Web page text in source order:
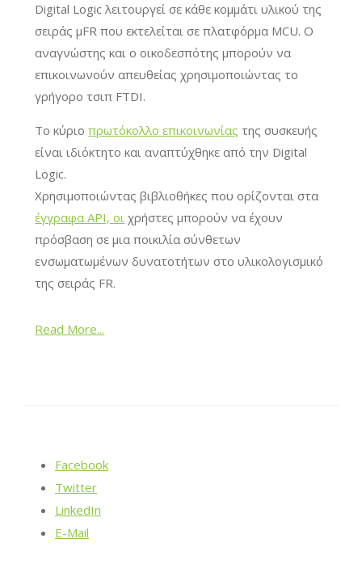
Digital Logic λειτουργεί σε κάθε κομμάτι υλικού της
σειράς μFR που εκτελείται σε πλατφόρμα MCU. Ο
αναγνώστης και ο οικοδεσπότης μπορούν να
επικοινωνούν απευθείας χρησιμοποιώντας το
γρήγορο τσιπ FTDI.
Το κύριοπρωτόκολλο επικοινωνίας της συσκευής
είναι ιδιόκτητο και αναπτύχθηκε από την Digital
Logic.
Χρησιμοποιώντας βιβλιοθήκες που ορίζονται στα
έγγραφα API, οι χρήστες μπορούν να έχουν
πρόσβαση σε μια ποικιλία σύνθετων
ενσωματωμένων δυνατοτήτων στο υλικολογισμικό
της σειράς FR.
Read More...
Facebook
Twitter
LinkedIn
E-Mail